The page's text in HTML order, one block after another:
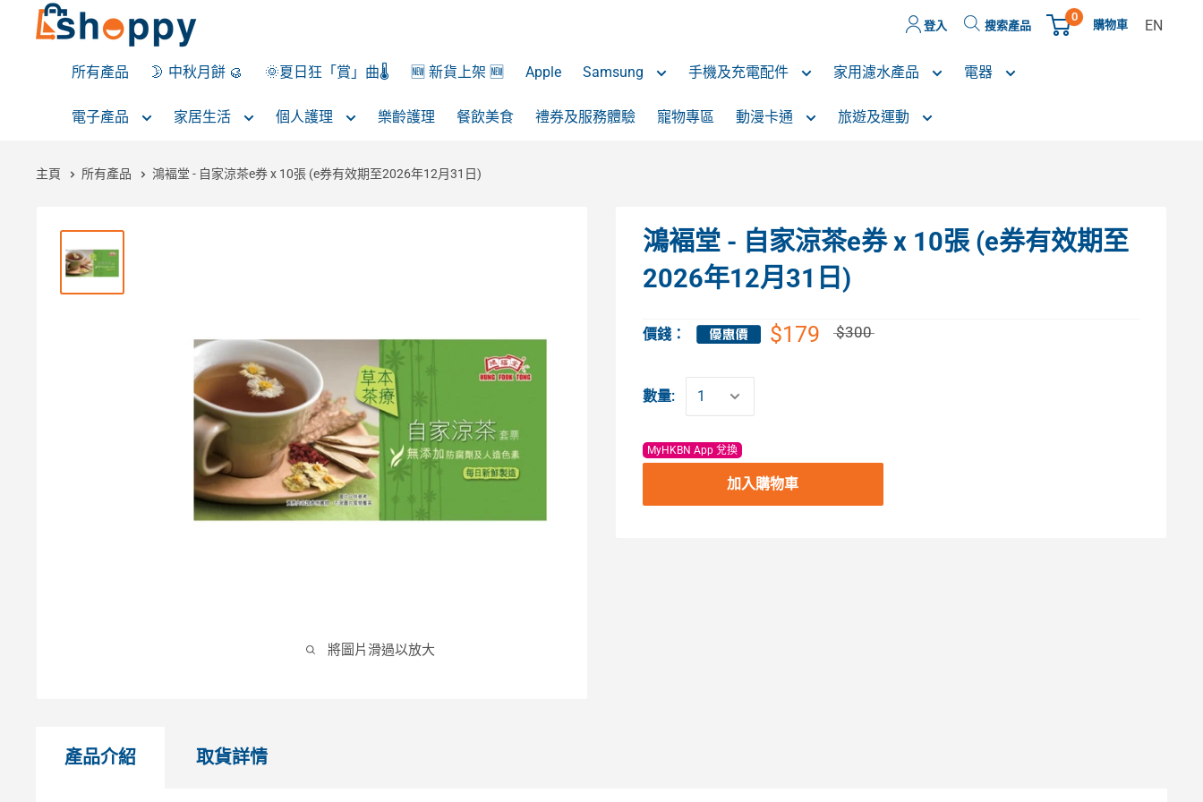
登入 搜索產品
0
購物車 EN
所有產品 🌛 中秋月餅 🥮 🌞夏日狂「賞」曲🌡️ 🆕 新貨上架 🆕 Apple Samsung 手機及充電配件 家用濾水產品 電器
電子產品 家居生活 個人護理 樂齡護理 餐飲美食 禮券及服務體驗 寵物專區 動漫卡通 旅遊及運動
主頁 所有產品 鴻褔堂 - 自家涼茶e券 x 10張 (e券有效期至2026年12月31日)
將圖片滑過以放大
鴻褔堂 - 自家涼茶e券 x 10張 (e券有效期至
2026年12月31日)
價錢： $179 $300
數量:
MyHKBN App 兌換
加入購物車
產品介紹 取貨詳情